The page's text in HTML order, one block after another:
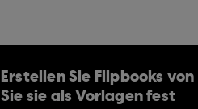
Erstellen Sie Flipbooks
Sie sie als Vorlagen fest